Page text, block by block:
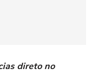
direto no